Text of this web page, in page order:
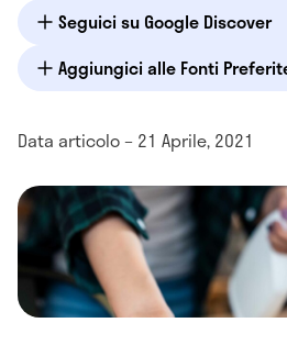
Seguici su Google Discover
Aggiungici alle Fonti
Data articolo – 21 Aprile, 2021